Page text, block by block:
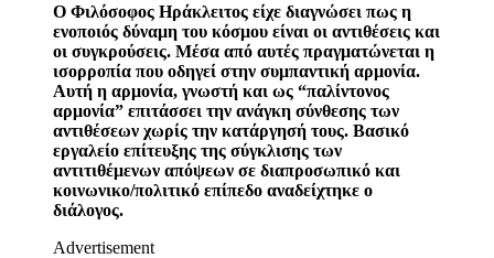
Ο Φιλόσοφος Ηράκλειτος είχε διαγνώσει πως η
ενοποιός δύναμη του κόσμου είναι οι αντιθέσεις και
οι συγκρούσεις. Μέσα από αυτές πραγματώνεται η
ισορροπία που οδηγεί στην συμπαντική αρμονία.
Αυτή η αρμονία, γνωστή και ως “παλίντονος
αρμονία” επιτάσσει την ανάγκη σύνθεσης των
αντιθέσεων χωρίς την κατάργησή τους. Βασικό
εργαλείο επίτευξης της σύγκλισης των
αντιτιθέμενων απόψεων σε διαπροσωπικό και
κοινωνικο/πολιτικό επίπεδο αναδείχτηκε ο
διάλογος.
Advertisement